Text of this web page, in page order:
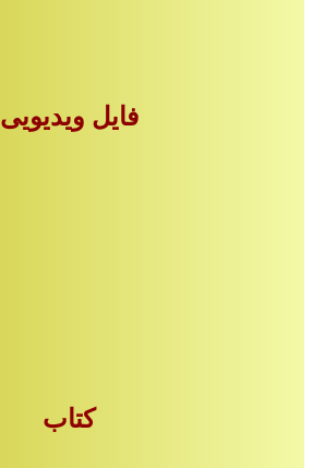
فایل ویدیویی
کتاب